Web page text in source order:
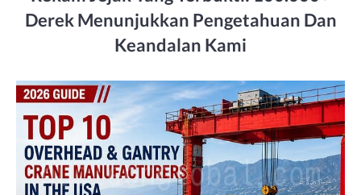
Derek Menunjukkan Pengetahuan Dan
Keandalan Kami